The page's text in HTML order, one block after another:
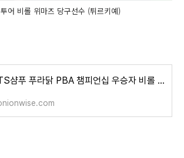
어 비롤 위마즈 당구선수 (튀르키예)
TS샴푸 푸라닭 PBA 챔피언십 우승자 비롤 위마즈 (결승전 경기결과)